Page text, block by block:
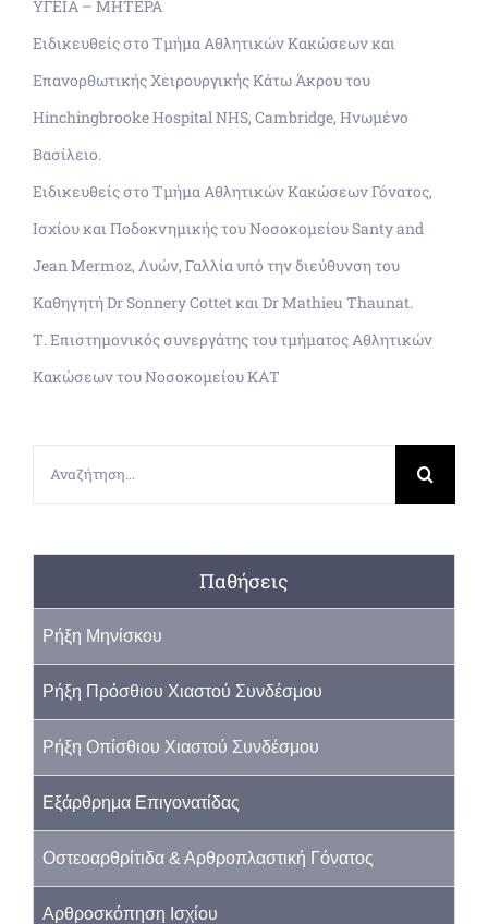
ΥΓΕΙΑ – ΜΗΤΕΡΑ
Ειδικευθείς στο Τμήμα Αθλητικών Κακώσεων και
Επανορθωτικής Χειρουργικής Κάτω Άκρου του
Hinchingbrooke Hospital NHS, Cambridge, Ηνωμένο
Βασίλειο.
Ειδικευθείς στο Τμήμα Αθλητικών Κακώσεων Γόνατος,
Ισχίου και Ποδοκνημικής του Νοσοκομείου Santy and
Jean Mermoz, Λυών, Γαλλία υπό την διεύθυνση του
Καθηγητή Dr Sonnery Cottet και Dr Mathieu Thaunat.
Τ. Επιστημονικός συνεργάτης του τμήματος Αθλητικών
Κακώσεων του Νοσοκομείου ΚΑΤ
Παθήσεις
Ρήξη Μηνίσκου
Ρήξη Πρόσθιου Χιαστού Συνδέσμου
Ρήξη Οπίσθιου Χιαστού Συνδέσμου
Εξάρθρημα Επιγονατίδας
Οστεοαρθρίτιδα & Αρθροπλαστική Γόνατος
Αρθροσκόπηση Ισχίου